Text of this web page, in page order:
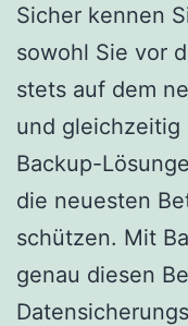
Sicher kennen
sowohl Sie vor
stets auf dem
und gleichzeitig
Backup-
die neuesten
schützen. Mit
genau diesen